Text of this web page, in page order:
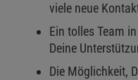
viele neue
Ein tolles Team
Deine
Die Möglichkeit,